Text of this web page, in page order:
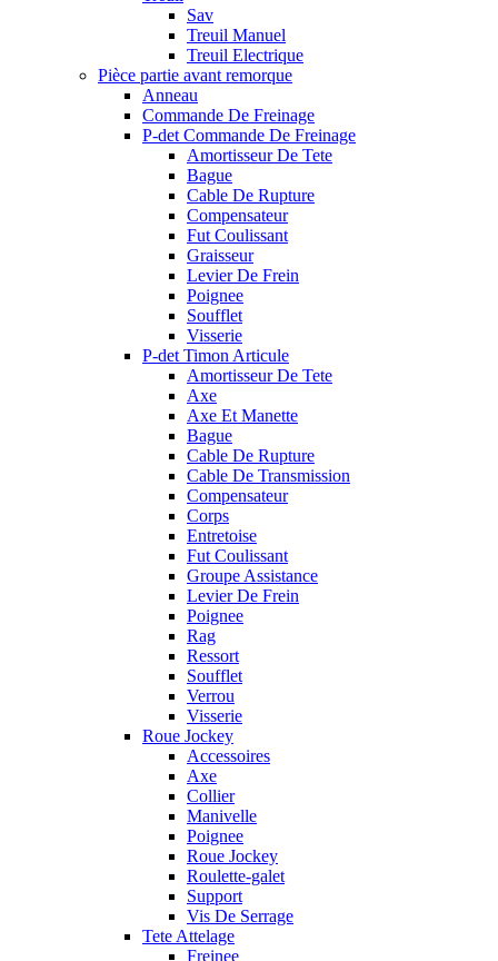
Sav
Treuil Manuel
Treuil Electrique
Pièce partie avant remorque
Anneau
Commande De Freinage
P-det Commande De Freinage
Amortisseur De Tete
Bague
Cable De Rupture
Compensateur
Fut Coulissant
Graisseur
Levier De Frein
Poignee
Soufflet
Visserie
P-det Timon Articule
Amortisseur De Tete
Axe
Axe Et Manette
Bague
Cable De Rupture
Cable De Transmission
Compensateur
Corps
Entretoise
Fut Coulissant
Groupe Assistance
Levier De Frein
Poignee
Rag
Ressort
Soufflet
Verrou
Visserie
Roue Jockey
Accessoires
Axe
Collier
Manivelle
Poignee
Roue Jockey
Roulette-galet
Support
Vis De Serrage
Tete Attelage
Freinee